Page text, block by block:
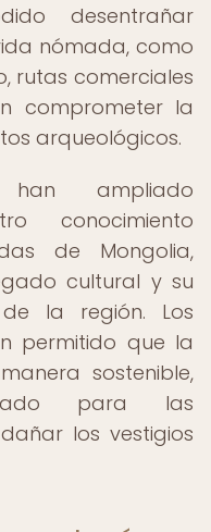
desentrañar
nómada, como
rutas comerciales
comprometer la
arqueológicos.
han ampliado
conocimiento
de Mongolia,
cultural y su
la región. Los
permitido que la
sostenible,
para las
los vestigios